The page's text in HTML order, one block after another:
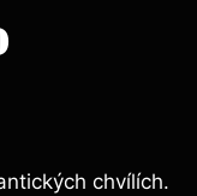
chvílích.